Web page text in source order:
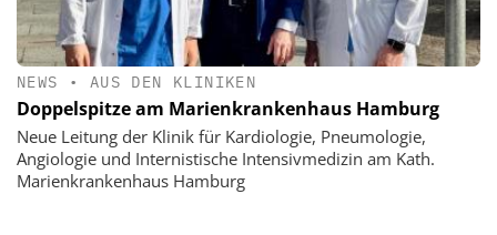
NEWS • AUS DEN KLINIKEN
Doppelspitze am Marienkrankenhaus Hamburg
Neue Leitung der Klinik für Kardiologie, Pneumologie,
Angiologie und Internistische Intensivmedizin am Kath.
Marienkrankenhaus Hamburg